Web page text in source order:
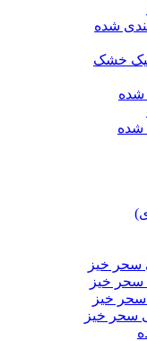
شده
خشک
شده
سحر خیز
خیز
خیز
سحر خیز